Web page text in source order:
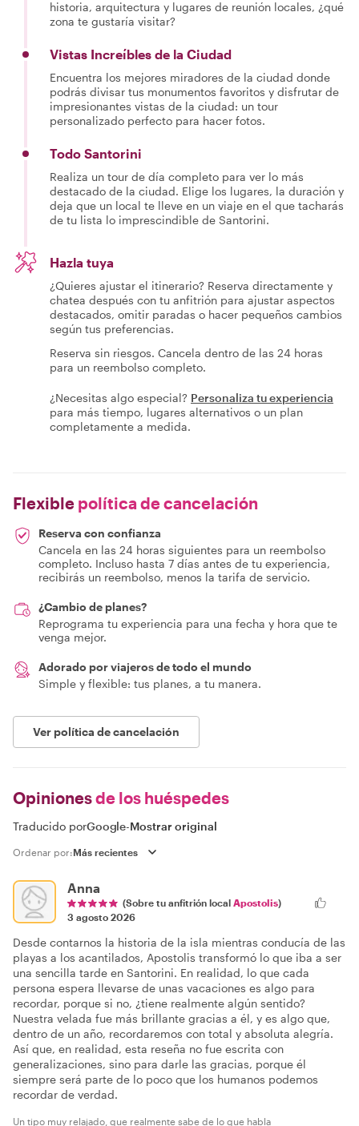
historia, arquitectura y lugares de reunión locales, ¿qué
zona te gustaría visitar?
Vistas Increíbles de la Ciudad
Encuentra los mejores miradores de la ciudad donde
podrás divisar tus monumentos favoritos y disfrutar de
impresionantes vistas de la ciudad: un tour
personalizado perfecto para hacer fotos.
Todo Santorini
Realiza un tour de día completo para ver lo más
destacado de la ciudad. Elige los lugares, la duración y
deja que un local te lleve en un viaje en el que tacharás
de tu lista lo imprescindible de Santorini.
Hazla tuya
¿Quieres ajustar el itinerario? Reserva directamente y
chatea después con tu anfitrión para ajustar aspectos
destacados, omitir paradas o hacer pequeños cambios
según tus preferencias.
Reserva sin riesgos. Cancela dentro de las 24 horas
para un reembolso completo.
¿Necesitas algo especial? Personaliza tu experiencia
para más tiempo, lugares alternativos o un plan
completamente a medida.
Flexible política de cancelación
Reserva con confianza
Cancela en las 24 horas siguientes para un reembolso
completo. Incluso hasta 7 días antes de tu experiencia,
recibirás un reembolso, menos la tarifa de servicio.
¿Cambio de planes?
Reprograma tu experiencia para una fecha y hora que te
venga mejor.
Adorado por viajeros de todo el mundo
Simple y flexible: tus planes, a tu manera.
Ver política de cancelación
Opinionesde los huéspedes
Traducido porGoogle-Mostrar original
Ordenar por:
Anna
(Sobre tu anfitrión local Apostolis)
3 agosto 2026
Desde contarnos la historia de la isla mientras conducía de las
playas a los acantilados, Apostolis transformó lo que iba a ser
una sencilla tarde en Santorini. En realidad, lo que cada
persona espera llevarse de unas vacaciones es algo para
recordar, porque si no, ¿tiene realmente algún sentido?
Nuestra velada fue más brillante gracias a él, y es algo que,
dentro de un año, recordaremos con total y absoluta alegría.
Así que, en realidad, esta reseña no fue escrita con
generalizaciones, sino para darle las gracias, porque él
siempre será parte de lo poco que los humanos podemos
recordar de verdad.
Un tipo muy relajado, que realmente sabe de lo que habla